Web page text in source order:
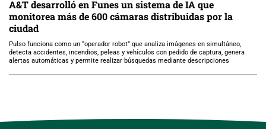
A&T desarrolló en Funes un sistema de IA que
monitorea más de 600 cámaras distribuidas por la
ciudad
Pulso funciona como un “operador robot” que analiza imágenes en simultáneo,
detecta accidentes, incendios, peleas y vehículos con pedido de captura, genera
alertas automáticas y permite realizar búsquedas mediante descripciones